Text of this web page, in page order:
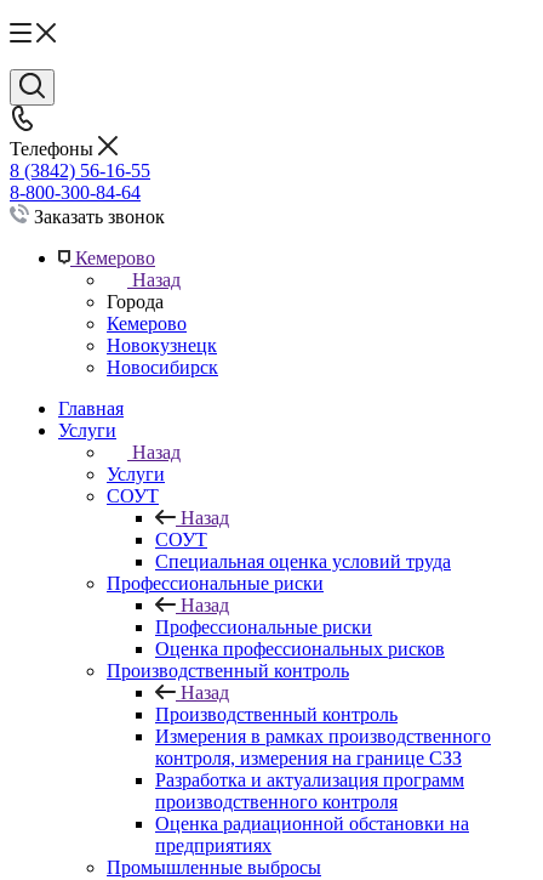
Телефоны
8 (3842) 56-16-55
8-800-300-84-64
Заказать звонок
Кемерово
Назад
Города
Кемерово
Новокузнецк
Новосибирск
Главная
Услуги
Назад
Услуги
СОУТ
Назад
СОУТ
Специальная оценка условий труда
Профессиональные риски
Назад
Профессиональные риски
Оценка профессиональных рисков
Производственный контроль
Назад
Производственный контроль
Измерения в рамках производственного
контроля, измерения на границе СЗЗ
Разработка и актуализация программ
производственного контроля
Оценка радиационной обстановки на
предприятиях
Промышленные выбросы